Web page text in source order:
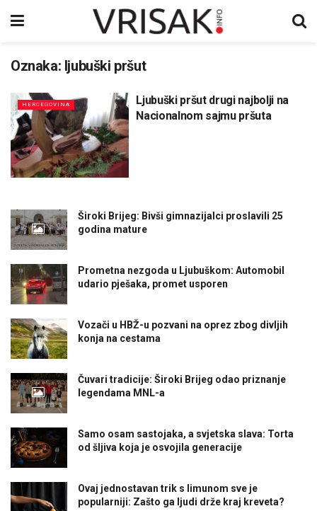
Oznaka: ljubuški pršut
HERCEGOVINA
Ljubuški pršut drugi najbolji na
Nacionalnom sajmu pršuta
Široki Brijeg: Bivši gimnazijalci proslavili 25
godina mature
Prometna nezgoda u Ljubuškom: Automobil
udario pješaka, promet usporen
Vozači u HBŽ-u pozvani na oprez zbog divljih
konja na cestama
Čuvari tradicije: Široki Brijeg odao priznanje
legendama MNL-a
Samo osam sastojaka, a svjetska slava: Torta
od šljiva koja je osvojila generacije
Ovaj jednostavan trik s limunom sve je
popularniji: Zašto ga ljudi drže kraj kreveta?